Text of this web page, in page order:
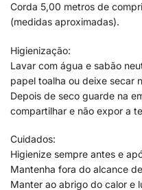
Corda 5,00 metros de
(medidas aproximadas).
Higienização:
Lavar com água e sabão
papel toalha ou deixe secar
Depois de seco guarde na
compartilhar e não expor a
Cuidados:
Higienize sempre antes e
Mantenha fora do alcance
Manter ao abrigo do calor e